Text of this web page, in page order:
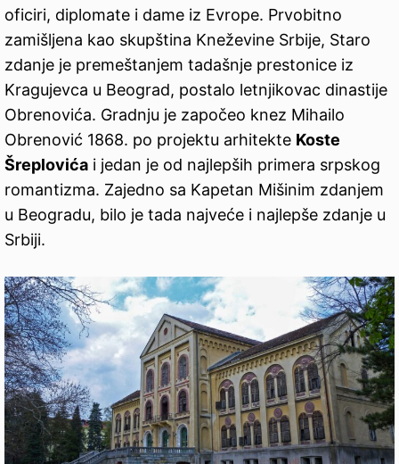
oficiri, diplomate i dame iz Evrope. Prvobitno
zamišljena kao skupština Kneževine Srbije, Staro
zdanje je premeštanjem tadašnje prestonice iz
Kragujevca u Beograd, postalo letnjikovac dinastije
Obrenovića. Gradnju je započeo knez Mihailo
Obrenović 1868. po projektu arhitekte Koste
Šreplovića i jedan je od najlepših primera srpskog
romantizma. Zajedno sa Kapetan Mišinim zdanjem
u Beogradu, bilo je tada najveće i najlepše zdanje u
Srbiji.